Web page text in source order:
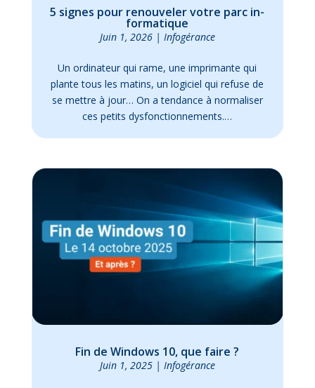
5 signes pour re­nou­ve­ler votre parc in­
for­ma­tique
Juin 1, 2026| In­fo­gé­rance
Un or­di­na­teur qui rame, une im­pri­mante qui
plante tous les ma­tins, un lo­gi­ciel qui re­fuse de
se mettre à jour… On a ten­dance à nor­ma­li­ser
ces pe­tits dys­fonc­tion­ne­ments.…
Fin de Win­dows 10, que faire ?
Juin 1, 2025| In­fo­gé­rance